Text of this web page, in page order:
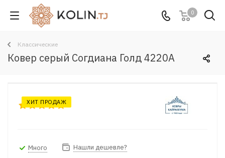
0
Классические
Ковер серый Согдиана Голд 4220A
ХИТ ПРОДАЖ
Много
Нашли дешевле?